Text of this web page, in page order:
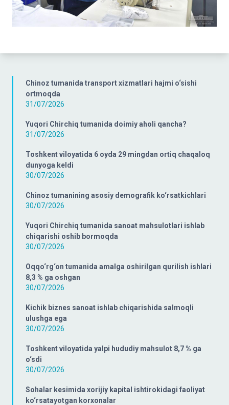
Chinoz tumanida transport xizmatlari hajmi o‘sishi
ortmoqda
31/07/2026
Yuqori Chirchiq tumanida doimiy aholi qancha?
31/07/2026
Toshkent viloyatida 6 oyda 29 mingdan ortiq chaqaloq
dunyoga keldi
30/07/2026
Chinoz tumanining asosiy demografik ko‘rsatkichlari
30/07/2026
Yuqori Chirchiq tumanida sanoat mahsulotlari ishlab
chiqarishi oshib bormoqda
30/07/2026
Oqqo‘rg‘on tumanida amalga oshirilgan qurilish ishlari
8,3 % ga oshgan
30/07/2026
Kichik biznes sanoat ishlab chiqarishida salmoqli
ulushga ega
30/07/2026
Toshkent viloyatida yalpi hududiy mahsulot 8,7 % ga
o‘sdi
30/07/2026
Sohalar kesimida xorijiy kapital ishtirokidagi faoliyat
ko‘rsatayotgan korxonalar